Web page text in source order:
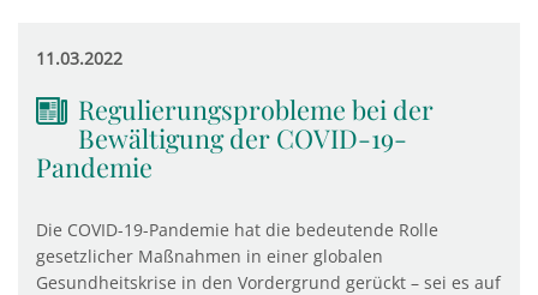
11.03.2022
Regulierungsprobleme bei der
Bewältigung der COVID-19-
Pandemie
Die COVID-19-Pandemie hat die bedeutende Rolle
gesetzlicher Maßnahmen in einer globalen
Gesundheitskrise in den Vordergrund gerückt – sei es auf